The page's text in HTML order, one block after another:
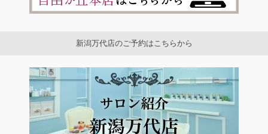
新潟万代店のご予約はこちらから